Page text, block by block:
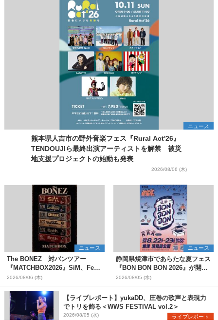
ニュース
熊本県人吉市の野外音楽フェス『Rural Act'26』
TENDOUJIら最終出演アーティストを解禁 被災
地支援プロジェクトの始動も発表
2026/08/06 (木)
ニュース
The BONEZ 対バンツアー
『MATCHBOX2026』SiM、Fear,
and Loathing in Las Vegasら対
バンアーティストを一斉解禁
2026/08/06 (木)
ニュース
静岡県焼津市であらたな夏フェス
『BON BON BON 2026』が開
催 音楽ライブ×盆踊り×DJ×屋台
グルメ×ランタンナイトで彩る2日
間
2026/08/05 (水)
【ライブレポート】yukaDD、圧巻の歌声と表現力
でトリを飾る＜WWS FESTIVAL vol.2＞
2026/08/05 (水) ライブレポート